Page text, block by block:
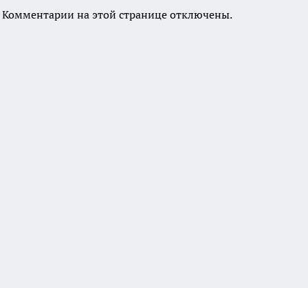
Комментарии на этой странице отключены.